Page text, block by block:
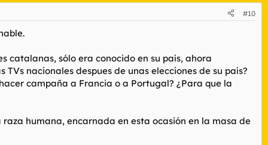
#10
catalanas, sólo era conocido en su país, ahora
nacionales despues de unas elecciones de su país?
campaña a Francia o a Portugal? ¿Para que la
humana, encarnada en esta ocasión en la masa de